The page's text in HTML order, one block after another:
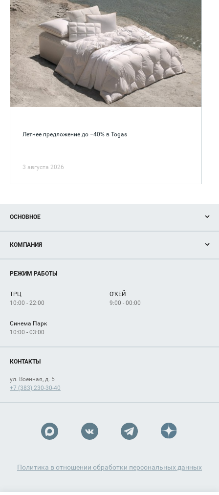
Летнее предложение до −40% в Togas
3 августа 2026
ОСНОВНОЕ
Новости
Магазины
Услуги
КОМПАНИЯ
Рекламодателям
Как добраться
РЕЖИМ РАБОТЫ
ТРЦ
10:00 - 22:00
О'КЕЙ
9:00 - 00:00
Синема Парк
10:00 - 03:00
КОНТАКТЫ
ул. Военная, д. 5
+7 (383) 230-30-40
Политика в отношении обработки персональных данных